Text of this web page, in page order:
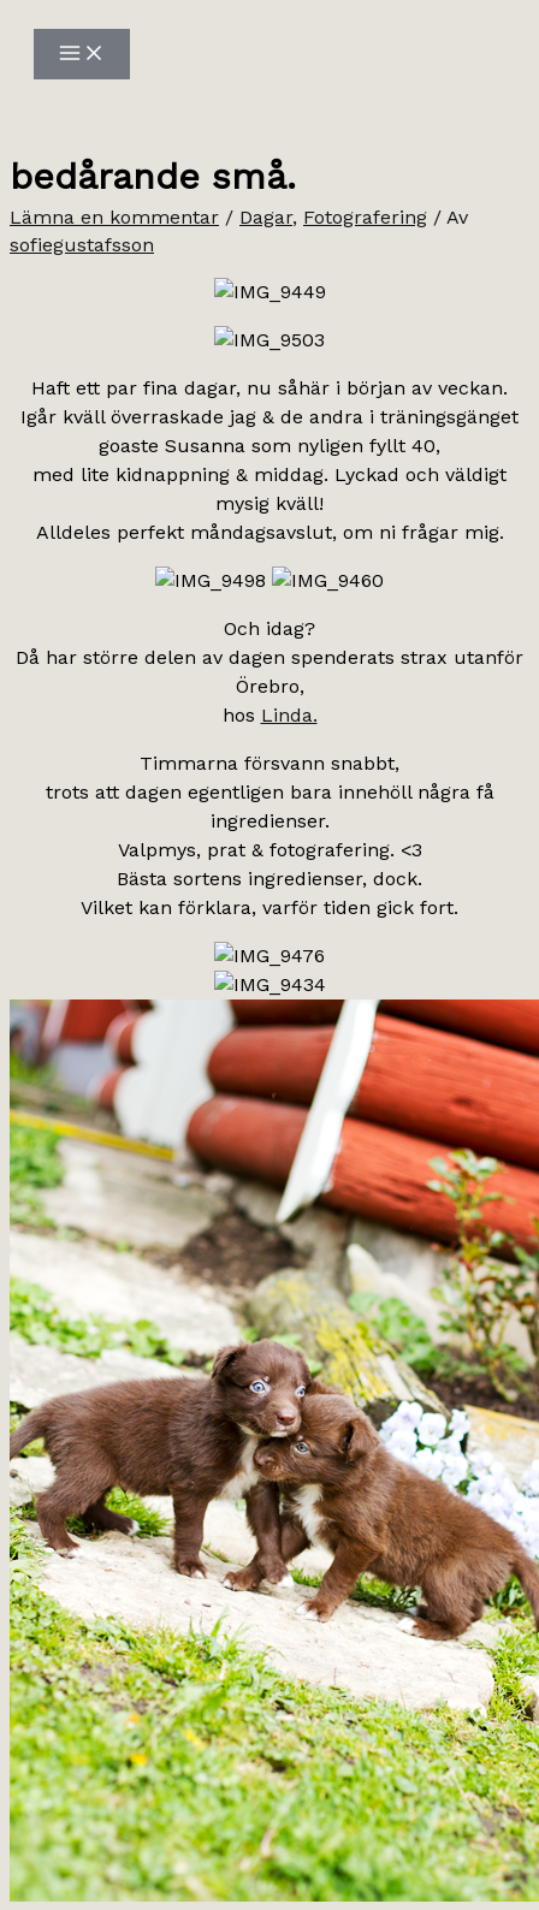
innehåll
bedårande små.
Lämna en kommentar / Dagar, Fotografering / Av
sofiegustafsson
Haft ett par fina dagar, nu såhär i början av veckan.
Igår kväll överraskade jag & de andra i träningsgänget
goaste Susanna som nyligen fyllt 40,
med lite kidnappning & middag. Lyckad och väldigt
mysig kväll!
Alldeles perfekt måndagsavslut, om ni frågar mig.
Och idag?
Då har större delen av dagen spenderats strax utanför
Örebro,
hos Linda.
Timmarna försvann snabbt,
trots att dagen egentligen bara innehöll några få
ingredienser.
Valpmys, prat & fotografering. <3
Bästa sortens ingredienser, dock.
Vilket kan förklara, varför tiden gick fort.